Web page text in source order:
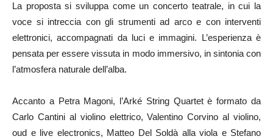
La proposta si sviluppa come un concerto teatrale, in cui la
voce si intreccia con gli strumenti ad arco e con interventi
elettronici, accompagnati da luci e immagini. L’esperienza è
pensata per essere vissuta in modo immersivo, in sintonia con
l’atmosfera naturale dell’alba.
Accanto a Petra Magoni, l’Arké String Quartet è formato da
Carlo Cantini al violino elettrico, Valentino Corvino al violino,
oud e live electronics, Matteo Del Soldà alla viola e Stefano